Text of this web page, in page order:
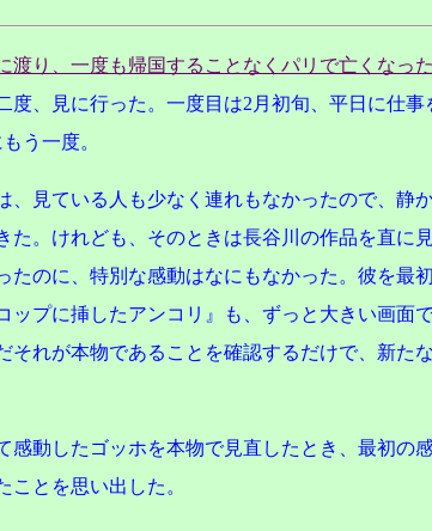
渡り、一度も帰国することなくパリで亡くなっ
度、見に行った。一度目は2月初旬、平日に仕事
う一度。
、見ている人も少なく連れもなかったので、静
た。けれども、そのときは長谷川の作品を直に
たのに、特別な感動はなにもなかった。彼を最
ップに挿したアンコリ』も、ずっと大きい画面
それが本物であることを確認するだけで、新た
感動したゴッホを本物で見直したとき、最初の
ことを思い出した。